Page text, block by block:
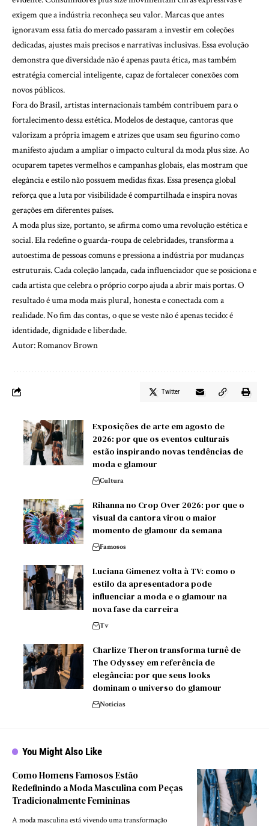
exigem que a indústria reconheça seu valor. Marcas que antes
ignoravam essa fatia do mercado passaram a investir em coleções
dedicadas, ajustes mais precisos e narrativas inclusivas. Essa evolução
demonstra que diversidade não é apenas pauta ética, mas também
estratégia comercial inteligente, capaz de fortalecer conexões com
novos públicos.
Fora do Brasil, artistas internacionais também contribuem para o
fortalecimento dessa estética. Modelos de destaque, cantoras que
valorizam a própria imagem e atrizes que usam seu figurino como
manifesto ajudam a ampliar o impacto cultural da moda plus size. Ao
ocuparem tapetes vermelhos e campanhas globais, elas mostram que
elegância e estilo não possuem medidas fixas. Essa presença global
reforça que a luta por visibilidade é compartilhada e inspira novas
gerações em diferentes países.
A moda plus size, portanto, se afirma como uma revolução estética e
social. Ela redefine o guarda-roupa de celebridades, transforma a
autoestima de pessoas comuns e pressiona a indústria por mudanças
estruturais. Cada coleção lançada, cada influenciador que se posiciona e
cada artista que celebra o próprio corpo ajuda a abrir mais portas. O
resultado é uma moda mais plural, honesta e conectada com a
realidade. No fim das contas, o que se veste não é apenas tecido: é
identidade, dignidade e liberdade.
Autor: Romanov Brown
Twitter
Exposições de arte em agosto de
2026: por que os eventos culturais
estão inspirando novas tendências de
moda e glamour
Cultura
Rihanna no Crop Over 2026: por que o
visual da cantora virou o maior
momento de glamour da semana
Famosos
Luciana Gimenez volta à TV: como o
estilo da apresentadora pode
influenciar a moda e o glamour na
nova fase da carreira
Tv
Charlize Theron transforma turnê de
The Odyssey em referência de
elegância: por que seus looks
dominam o universo do glamour
Notícias
You Might Also Like
Como Homens Famosos Estão
Redefinindo a Moda Masculina com Peças
Tradicionalmente Femininas
A moda masculina está vivendo uma transformação